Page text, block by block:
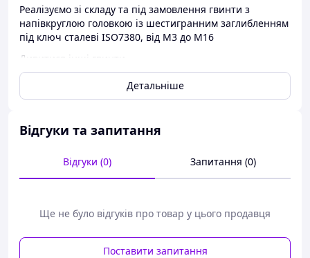
Реалізуємо зі складу та під замовлення гвинти з
напівкруглою головкою із шестигранним заглибленням
під ключ сталеві ISO7380, від М3 до М16
Дивитися інші гвинти
Детальніше
Відгуки та запитання
Відгуки (0) Запитання (0)
Ще не було відгуків про товар у цього продавця
Поставити запитання